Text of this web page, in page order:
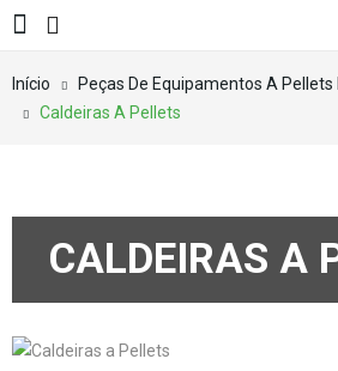
Início Peças De Equipamentos A Pellets
Caldeiras A Pellets
CALDEIRAS A